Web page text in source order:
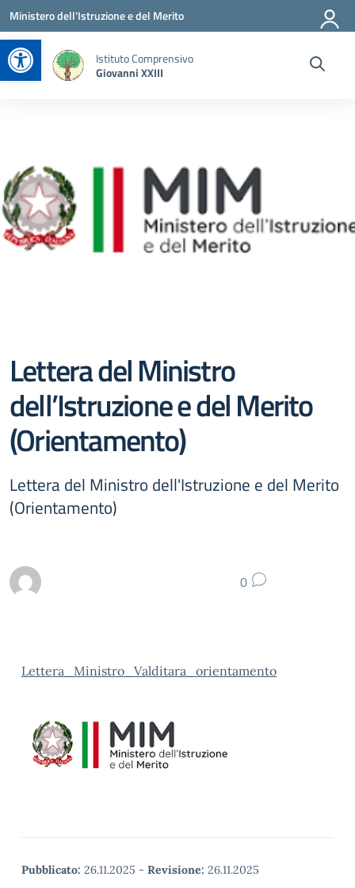
Apri la barra degli strumenti
Vai ai contenuti
Vai al menu di navigazione
Vai al footer
Ministero dell'Istruzione e del Merito
Istituto Comprensivo
Giovanni XXIII
Lettera del Ministro
dell’Istruzione e del Merito
(Orientamento)
Lettera del Ministro dell'Istruzione e del Merito
(Orientamento)
0
Lettera_Ministro_Valditara_orientamento
Pubblicato: 26.11.2025 - Revisione: 26.11.2025